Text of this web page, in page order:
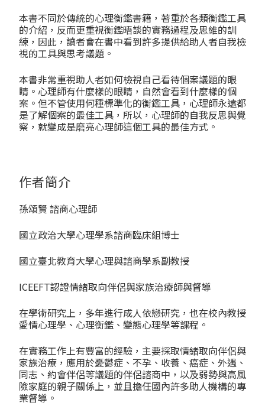
本書不同於傳統的心理衡鑑書籍，著重於各類衡鑑工具
的介紹，反而更重視衡鑑晤談的實務過程及思維的訓
練，因此，讀者會在書中看到許多提供給助人者自我檢
視的工具與思考議題。
本書非常重視助人者如何檢視自己看待個案議題的眼
睛。心理師有什麼樣的眼睛，自然會看到什麼樣的個
案。但不管使用何種標準化的衡鑑工具，心理師永遠都
是了解個案的最佳工具，所以，心理師的自我反思與覺
察，就變成是磨亮心理師這個工具的最佳方式。
作者簡介
孫頌賢 諮商心理師
國立政治大學心理學系諮商臨床組博士
國立臺北教育大學心理與諮商學系副教授
ICEEFT認證情緒取向伴侶與家族治療師與督導
在學術研究上，多年進行成人依戀研究，也在校內教授
愛情心理學、心理衡鑑、變態心理學等課程。
在實務工作上有豐富的經驗，主要採取情緒取向伴侶與
家族治療，應用於憂鬱症、不孕、收養、癌症、外遇、
同志、約會伴侶等議題的伴侶諮商中，以及弱勢與高風
險家庭的親子關係上，並且擔任國內許多助人機構的專
業督導。